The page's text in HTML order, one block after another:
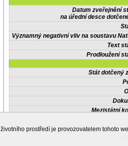
Datum zveřejnění
na úřední desce
Významný negativní vliv na soustavu
Text
Prodloužení
Stát dotčený
Mezistátní
prostředí je provozovatelem tohoto